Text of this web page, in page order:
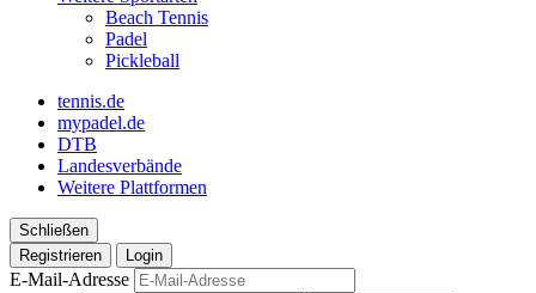
Beach Tennis
Padel
Pickleball
tennis.de
mypadel.de
DTB
Landesverbände
Weitere Plattformen
Schließen
Registrieren
Login
E-Mail-Adresse